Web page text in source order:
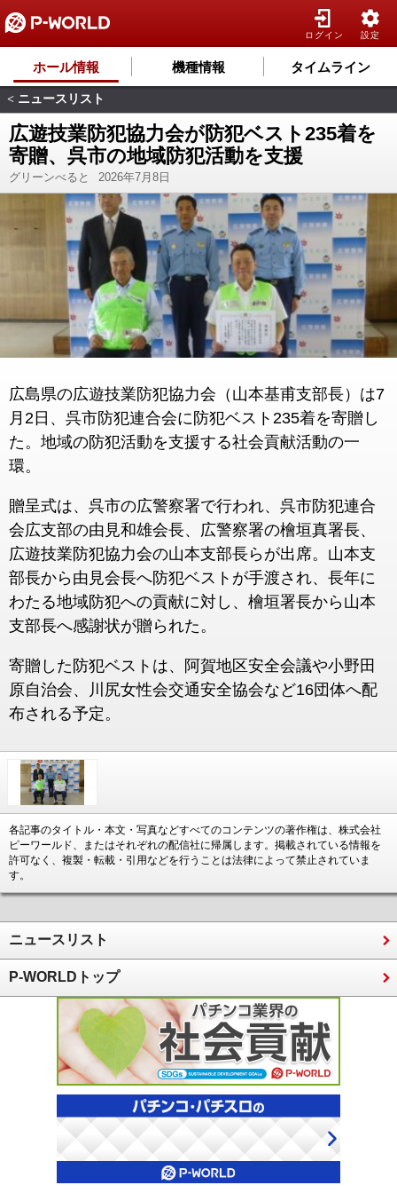
ログイン 設定
ホール情報 機種情報 タイムライン
< ニュースリスト
広遊技業防犯協力会が防犯ベスト235着を
寄贈、呉市の地域防犯活動を支援
グリーンべると 2026年7月8日
広島県の広遊技業防犯協力会（山本基甫支部長）は7
月2日、呉市防犯連合会に防犯ベスト235着を寄贈し
た。地域の防犯活動を支援する社会貢献活動の一
環。
贈呈式は、呉市の広警察署で行われ、呉市防犯連合
会広支部の由見和雄会長、広警察署の檜垣真署長、
広遊技業防犯協力会の山本支部長らが出席。山本支
部長から由見会長へ防犯ベストが手渡され、長年に
わたる地域防犯への貢献に対し、檜垣署長から山本
支部長へ感謝状が贈られた。
寄贈した防犯ベストは、阿賀地区安全会議や小野田
原自治会、川尻女性会交通安全協会など16団体へ配
布される予定。
各記事のタイトル・本文・写真などすべてのコンテンツの著作権は、株式会社
ピーワールド、またはそれぞれの配信社に帰属します。掲載されている情報を
許可なく、複製・転載・引用などを行うことは法律によって禁止されていま
す。
ニュースリスト
P-WORLDトップ